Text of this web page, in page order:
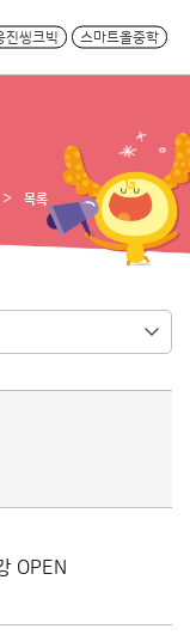
진씽크빅 스마트올중학
목록
OPEN